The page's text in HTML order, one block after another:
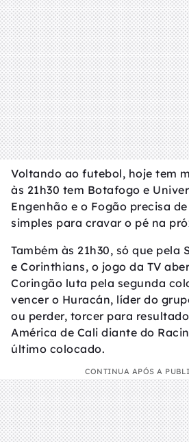
Voltando ao futebol, hoje tem
às 21h30 tem Botafogo e
Engenhão e o Fogão precisa
simples para cravar o pé na
Também às 21h30, só que pela
e Corinthians, o jogo da TV
Coringão luta pela segunda
vencer o Huracán, líder do
ou perder, torcer para
América de Cali diante do
último colocado.
CONTINUA APÓS A